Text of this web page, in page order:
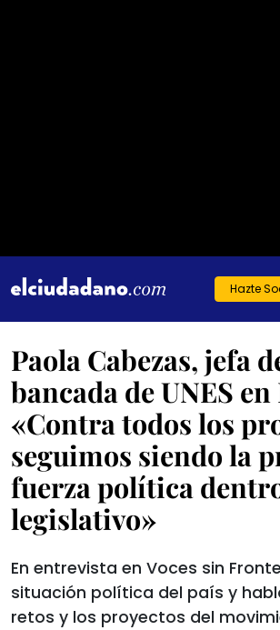
Hazte
Paola Cabezas, jefa
bancada de UNES
«Contra todos los
seguimos siendo la
fuerza política
legislativo»
En entrevista en Voces sin
situación política del país y
retos y los proyectos del